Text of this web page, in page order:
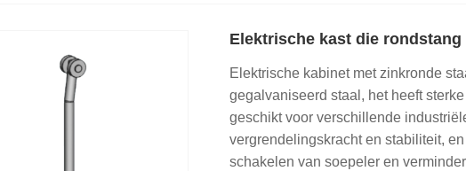
Elektrische kast die
Elektrische kabinet met zinkronde
gegalvaniseerd staal, het heeft
geschikt voor verschillende
vergrendelingskracht en stabiliteit,
schakelen van soepeler en